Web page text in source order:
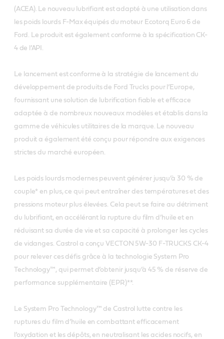
(ACEA). Le nouveau lubrifiant est adapté à une utilisation dans
les poids lourds F-Max équipés du moteur Ecotorq Euro 6 de
Ford. Le produit est également conforme à la spécification CK-
4 de l’API.
Le lancement est conforme à la stratégie de lancement du
développement de produits de Ford Trucks pour l’Europe,
fournissant une solution de lubrification fiable et efficace
adaptée à de nombreux nouveaux modèles et établis dans la
gamme de véhicules utilitaires de la marque. Le nouveau
produit a également été conçu pour répondre aux exigences
strictes du marché européen.
Les poids lourds modernes peuvent générer jusqu’à 30 % de
couple* en plus, ce qui peut entraîner des températures et des
pressions moteur plus élevées. Cela peut se faire au détriment
du lubrifiant, en accélérant la rupture du film d’huile et en
réduisant sa durée de vie et sa capacité à prolonger les cycles
de vidanges. Castrol a conçu VECTON 5W-30 F-TRUCKS CK-4
pour relever ces défis grâce à la technologie System Pro
Technology™, qui permet d’obtenir jusqu’à 45 % de réserve de
performance supplémentaire (EPR)**.
Le System Pro Technology™ de Castrol lutte contre les
ruptures du film d’huile en combattant efficacement
l’oxydation et les dépôts, en neutralisant les acides nocifs, en